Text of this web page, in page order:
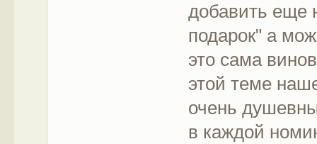
добавить еще
подарок" а
это сама
этой теме
очень
в каждой